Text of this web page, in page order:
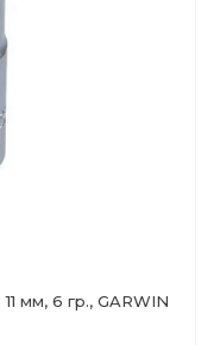
мм, 6 гр., GARWIN